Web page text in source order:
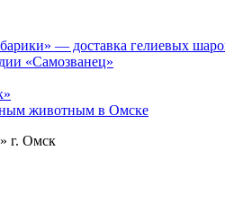
— доставка гелиевых
«Самозванец»
животным в Омске
г. Омск